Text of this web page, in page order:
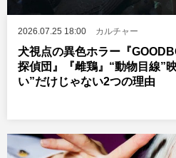
2026.07.25 18:00 カルチャー
犬視点の異色ホラー『
探偵団』『雌鶏』“動物目線”
い”だけじゃない2つの理由